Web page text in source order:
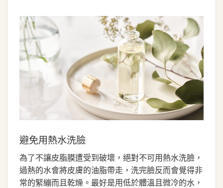
避免用熱水洗臉
為了不讓皮脂膜遭受到破壞，絕對不可用熱水洗臉，
過熱的水會將皮膚的油脂帶走，洗完臉反而會覺得非
常的緊繃而且乾燥。最好是用低於體溫且微冷的水，